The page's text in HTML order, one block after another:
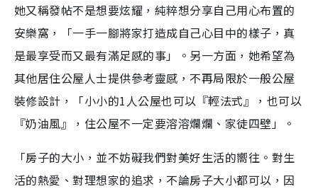
她又稱發帖不是想要炫耀，純粹想分享自己用心布置的
安樂窩，「一手一腳將家打造成自己心目中的樣子，真
是最享受而又最有滿足感的事」。另一方面，她希望為
其他居住公屋人士提供參考靈感，不再局限於一般公屋
裝修設計，「小小的1人公屋也可以『輕法式』，也可以
『奶油風』，住公屋不一定要溶溶爛爛、家徒四壁」。
「房子的大小，並不妨礙我們對美好生活的嚮往。對生
活的熱愛、對理想家的追求，不論房子大小都可以，因